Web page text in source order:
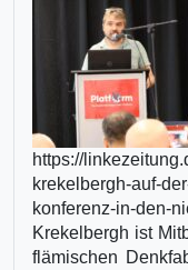
https://
krekelbergh-auf-
konferenz-in-
Krekelbergh ist
flämischen